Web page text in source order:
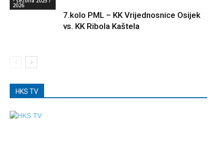
2026
7.kolo PML – KK Vrijednosnice Osijek
vs. KK Ribola Kaštela
HKS TV